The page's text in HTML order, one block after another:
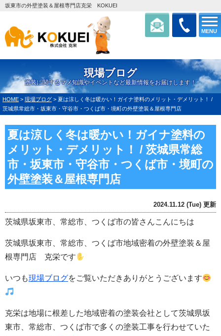
MENU
坂東市の外壁塗装＆屋根専門店克栄 KOKUEI
現場ブログ
塗装に関するマメ知識やイベントなど最新情報をお届けします！
HOME > 現場ブログ > 夏は涼しく冬は暖かい！ガイナ塗料のメリット・デメリット！ /
茨城県常総市・坂東市・守谷市・つくば市・境町の外壁塗装＆屋根専門店
夏は涼しく冬は暖かい！ガイナ塗料の
メリット・デメリット！ / 茨城県常総
市・坂東市・守谷市・つくば市・境町の
外壁塗装＆屋根専門店
2024.11.12 (Tue) 更新
茨城県坂東市、常総市、つくば市の皆さんこんにちは
茨城県坂東市、常総市、つくば市地域密着の外壁塗装＆屋
根専門店 克栄です
いつも現場ブログをご覧いただきありがとうございます
克栄は地場に根差した地域密着の塗装会社として茨城県坂
東市、常総市、つくば市で多くの塗装工事を行わせていた